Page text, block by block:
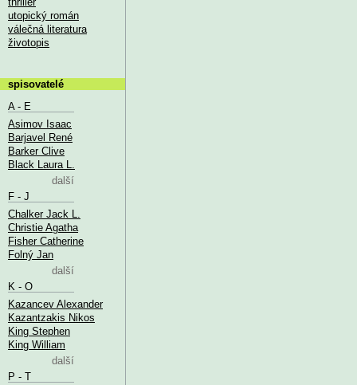
utopický román
válečná literatura
životopis
spisovatelé
A - E
Asimov Isaac
Barjavel René
Barker Clive
Black Laura L.
další
F - J
Chalker Jack L.
Christie Agatha
Fisher Catherine
Folný Jan
další
K - O
Kazancev Alexander
Kazantzakis Nikos
King Stephen
King William
další
P - T